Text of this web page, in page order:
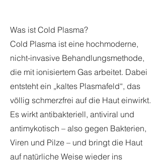
Was ist Cold Plasma?
Cold Plasma ist eine hochmoderne,
nicht-invasive Behandlungsmethode,
die mit ionisiertem Gas arbeitet. Dabei
entsteht ein „kaltes Plasmafeld“, das
völlig schmerzfrei auf die Haut einwirkt.
Es wirkt antibakteriell, antiviral und
antimykotisch – also gegen Bakterien,
Viren und Pilze – und bringt die Haut
auf natürliche Weise wieder ins